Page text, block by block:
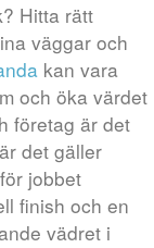
Hitta rätt
väggar och
kan vara
och öka värdet
företag är det
det gäller
jobbet
finish och en
vädret i